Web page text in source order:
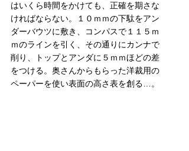
はいくら時間をかけても、正確を期さな
ければならない。１０ｍｍの下駄をアン
ダーバウツに敷き、コンパスで１１５ｍ
ｍのラインを引く、その通りにカンナで
削り、トップとアンダに５ｍｍほどの差
をつける。奥さんからもらった洋裁用の
ペーパーを使い表面の高さ表を創る…。